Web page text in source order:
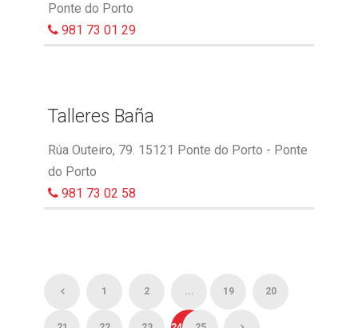
Ponte do Porto
981 73 01 29
Talleres Baña
Rúa Outeiro, 79. 15121 Ponte do Porto - Ponte
do Porto
981 73 02 58
1 2 ... 19 20